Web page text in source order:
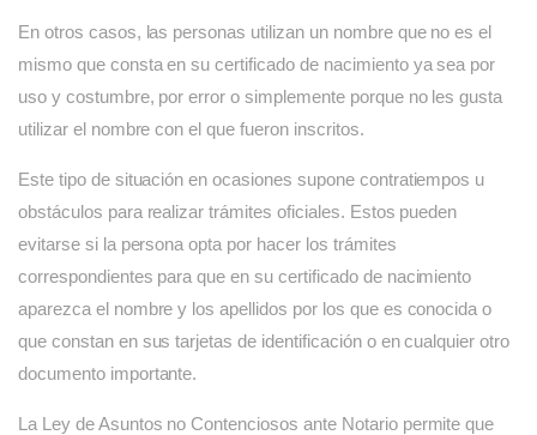
En otros casos, las personas utilizan un nombre que no es el
mismo que consta en su certificado de nacimiento ya sea por
uso y costumbre, por error o simplemente porque no les gusta
utilizar el nombre con el que fueron inscritos.
Este tipo de situación en ocasiones supone contratiempos u
obstáculos para realizar trámites oficiales. Estos pueden
evitarse si la persona opta por hacer los trámites
correspondientes para que en su certificado de nacimiento
aparezca el nombre y los apellidos por los que es conocida o
que constan en sus tarjetas de identificación o en cualquier otro
documento importante.
La Ley de Asuntos no Contenciosos ante Notario permite que